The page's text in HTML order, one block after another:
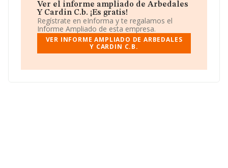
Ver el informe ampliado de Arbedales
Y Cardin C.b. ¡Es gratis!
Regístrate en eInforma y te regalamos el
Informe Ampliado de esta empresa.
VER INFORME AMPLIADO DE ARBEDALES
Y CARDIN C.B.